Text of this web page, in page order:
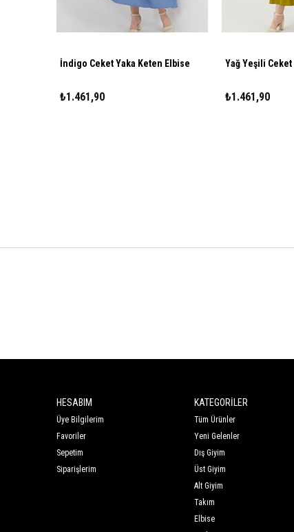
İndigo Ceket Yaka Keten Elbise
₺1.461,90
Yağ Yeşili
₺1.461,90
HESABIM
Üye Bilgilerim
Favoriler
Sepetim
Siparişlerim
KATEGORİLER
Tüm Ürünler
Yeni Gelenler
Dış Giyim
Üst Giyim
Alt Giyim
Takım
Elbise